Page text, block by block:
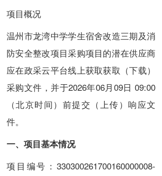
项目概况
温州市龙湾中学学生宿舍改造三期及消
防安全整改项目采购项目的潜在供应商
应在政采云平台线上获取获取（下载）
采购文件，并于2026年06月09日 09:00
（北京时间）前提交（上传）响应文
件。
一、项目基本情况
项目编号：330300261700160000008-